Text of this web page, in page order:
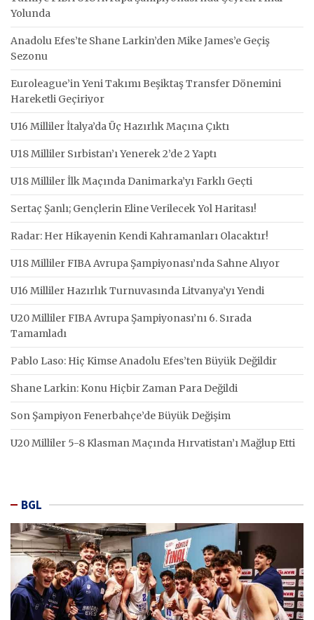
Yolunda
Anadolu Efes’te Shane Larkin’den Mike James’e Geçiş
Sezonu
Euroleague’in Yeni Takımı Beşiktaş Transfer Dönemini
Hareketli Geçiriyor
U16 Milliler İtalya’da Üç Hazırlık Maçına Çıktı
U18 Milliler Sırbistan’ı Yenerek 2’de 2 Yaptı
U18 Milliler İlk Maçında Danimarka’yı Farklı Geçti
Sertaç Şanlı; Gençlerin Eline Verilecek Yol Haritası!
Radar: Her Hikayenin Kendi Kahramanları Olacaktır!
U18 Milliler FIBA Avrupa Şampiyonası’nda Sahne Alıyor
U16 Milliler Hazırlık Turnuvasında Litvanya’yı Yendi
U20 Milliler FIBA Avrupa Şampiyonası’nı 6. Sırada
Tamamladı
Pablo Laso: Hiç Kimse Anadolu Efes’ten Büyük Değildir
Shane Larkin: Konu Hiçbir Zaman Para Değildi
Son Şampiyon Fenerbahçe’de Büyük Değişim
U20 Milliler 5-8 Klasman Maçında Hırvatistan’ı Mağlup Etti
BGL